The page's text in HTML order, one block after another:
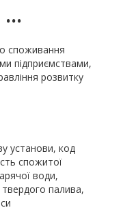
споживання
підприємствами,
розвитку
установи, код
спожитої
води,
твердого палива,